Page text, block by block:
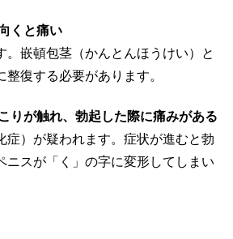
くと痛い
。嵌頓包茎（かんとんほうけい）と
復する必要があります。
が触れ、勃起した際に痛みがある
症）が疑われます。症状が進むと勃
ニスが「く」の字に変形してしまい